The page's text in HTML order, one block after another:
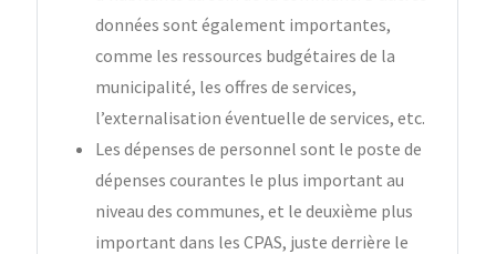
données sont également importantes,
comme les ressources budgétaires de la
municipalité, les offres de services,
l’externalisation éventuelle de services, etc.
Les dépenses de personnel sont le poste de
dépenses courantes le plus important au
niveau des communes, et le deuxième plus
important dans les CPAS, juste derrière le